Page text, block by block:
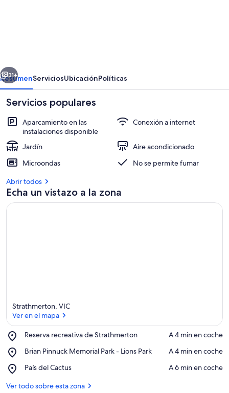
cerca
de
Murray,
Wifi
Siguiente
31+
ResumenServiciosUbicaciónPolíticas
Servicios populares
Aparcamiento en las
instalaciones disponible
Conexión a internet
Jardín
Aire acondicionado
Microondas
No se permite fumar
Abrir todos
Echa un vistazo a la zona
Strathmerton, VIC
Ver en el mapa
Reserva recreativa de Strathmerton
Place,
recreativa
Strathmerton
‪A 4 min en coche‬
Brian Pinnuck Memorial Park - Lions Park
Place,
Pinnuck
Park
‪A 4 min en coche‬
País del Cactus
Place,
del
‪A 6 min en coche‬
Ver todo sobre esta zona